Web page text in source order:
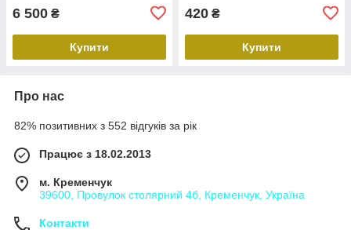
6 500 ₴
Купити
420 ₴
Купити
Про нас
82% позитивних з 552 відгуків за рік
Працює з 18.02.2013
м. Кременчук
39600, Провулок столярний 4б, Кременчук, Україна
Контакти